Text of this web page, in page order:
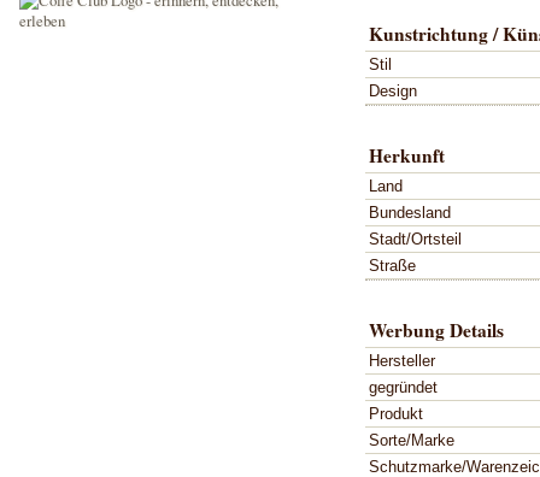
Kunstrichtung /
Stil
Design
Herkunft
Land
Bundesland
Stadt/Ortsteil
Straße
Werbung Details
Hersteller
gegründet
Produkt
Sorte/Marke
Schutzmarke/